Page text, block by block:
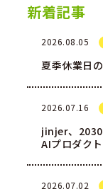
新着記事
2026.08.05
夏季休業日
2026.07.16
jinjer、2030
AIプロダク
2026.07.02